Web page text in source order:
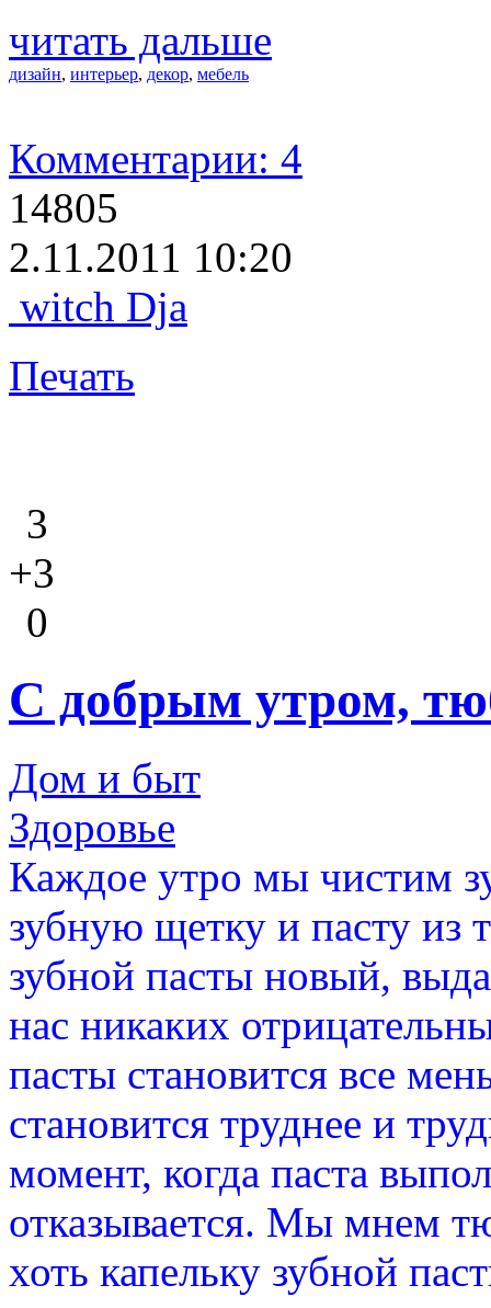
читать дальше
дизайн, интерьер, декор, мебель
Комментарии: 4
14805
2.11.2011 10:20
witch Dja
Печать
3
+3
0
С добрым утром,
Дом и быт
Здоровье
Каждое утро мы чистим
зубную щетку и пасту из
зубной пасты новый,
нас никаких
пасты становится все
становится труднее и
момент, когда паста
отказывается. Мы мнем
хоть капельку зубной